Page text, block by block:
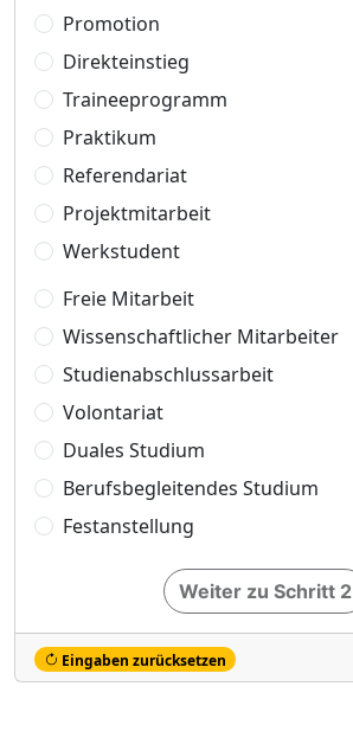
Promotion
Direkteinstieg
Traineeprogramm
Praktikum
Referendariat
Projektmitarbeit
Werkstudent
Freie Mitarbeit
Wissenschaftlicher Mitarbeiter
Studienabschlussarbeit
Volontariat
Duales Studium
Berufsbegleitendes Studium
Festanstellung
Weiter zu Schritt 2
Eingaben zurücksetzen